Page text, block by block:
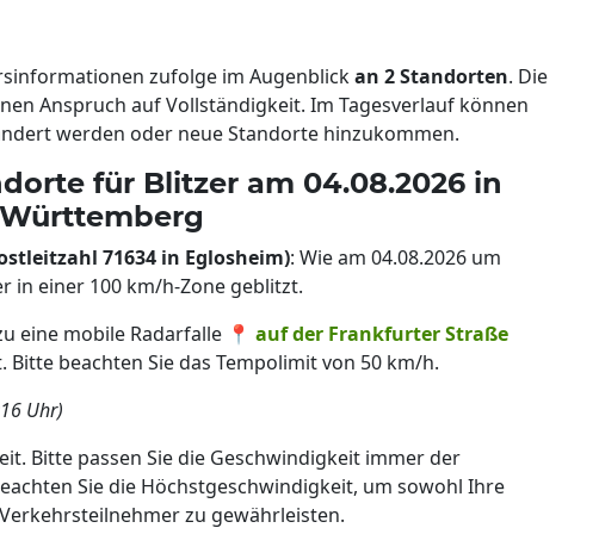
zufolge im Augenblickan 2 Standorten. Die
Anspruch auf Vollständigkeit. Im Tagesverlauf können
werden oder neue Standorte hinzukommen.
für Blitzer am 04.08.2026 in
71634 in Eglosheim): Wie am 04.08.2026 um
in einer 100 km/h-Zone geblitzt.
eine mobile Radarfalle 📍 auf der Frankfurter Straße
Bitte beachten Sie das Tempolimit von 50 km/h.
Uhr)
Bitte passen Sie die Geschwindigkeit immer der
Sie die Höchstgeschwindigkeit, um sowohl Ihre
zu gewährleisten.